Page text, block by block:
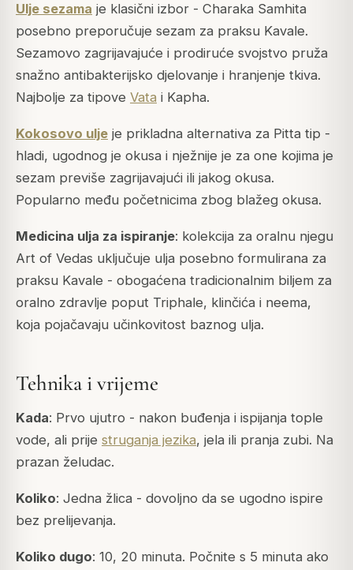
Ulje sezama je klasični izbor - Charaka Samhita
posebno preporučuje sezam za praksu Kavale.
Sezamovo zagrijavajuće i prodiruće svojstvo pruža
snažno antibakterijsko djelovanje i hranjenje tkiva.
Najbolje za tipove Vata i Kapha.
Kokosovo ulje je prikladna alternativa za Pitta tip -
hladi, ugodnog je okusa i nježnije je za one kojima je
sezam previše zagrijavajući ili jakog okusa.
Popularno među početnicima zbog blažeg okusa.
Medicina ulja za ispiranje: kolekcija za oralnu njegu
Art of Vedas uključuje ulja posebno formulirana za
praksu Kavale - obogaćena tradicionalnim biljem za
oralno zdravlje poput Triphale, klinčića i neema,
koja pojačavaju učinkovitost baznog ulja.
Tehnika i vrijeme
Kada: Prvo ujutro - nakon buđenja i ispijanja tople
vode, ali prije struganja jezika, jela ili pranja zubi. Na
prazan želudac.
Koliko: Jedna žlica - dovoljno da se ugodno ispire
bez prelijevanja.
Koliko dugo: 10, 20 minuta. Počnite s 5 minuta ako